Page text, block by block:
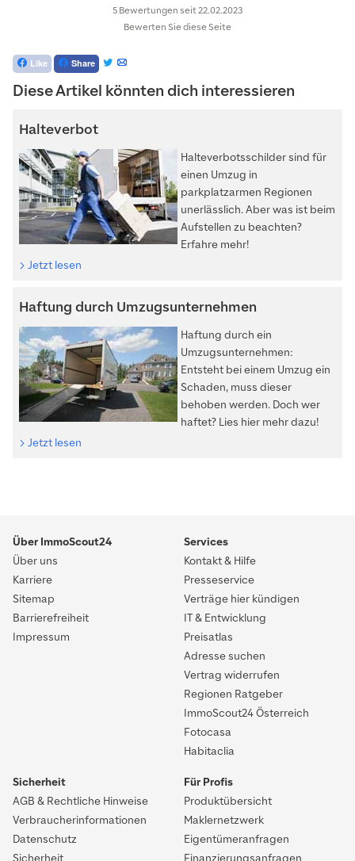
5 Bewertungen seit 22.02.2023
Bewerten Sie diese Seite
Like Share
Diese Artikel könnten dich interessieren
Halteverbot
Halteverbotsschilder sind für
einen Umzug in
parkplatzarmen Regionen
unerlässlich. Aber was ist beim
Aufstellen zu beachten?
Erfahre mehr!
Jetzt lesen
Haftung durch Umzugsunternehmen
Haftung durch ein
Umzugsunternehmen:
Entsteht bei einem Umzug ein
Schaden, muss dieser
behoben werden. Doch wer
haftet? Lies hier mehr dazu!
Jetzt lesen
Über ImmoScout24
Über uns
Karriere
Sitemap
Barrierefreiheit
Impressum
Services
Kontakt & Hilfe
Presseservice
Verträge hier kündigen
IT & Entwicklung
Preisatlas
Adresse suchen
Vertrag widerrufen
Regionen Ratgeber
ImmoScout24 Österreich
Fotocasa
Habitaclia
Sicherheit
AGB & Rechtliche Hinweise
Verbraucherinformationen
Datenschutz
Sicherheit
Für Profis
Produktübersicht
Maklernetzwerk
Eigentümeranfragen
Finanzierungsanfragen